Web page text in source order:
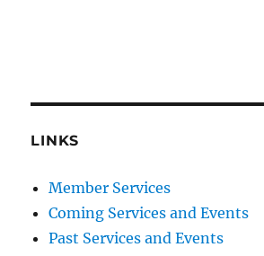
LINKS
Member Services
Coming Services and Events
Past Services and Events